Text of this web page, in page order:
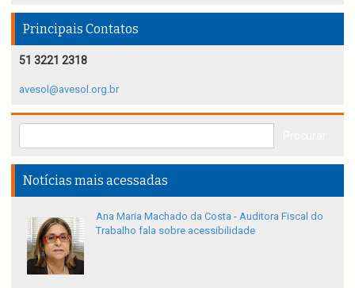
Principais Contatos
51 3221 2318
avesol@avesol.org.br
Notícias mais acessadas
Ana Maria Machado da Costa - Auditora Fiscal do
Trabalho fala sobre acessibilidade